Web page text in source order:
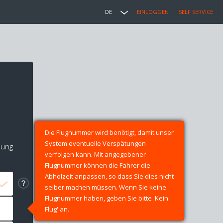
DE EINLOGGEN SELF SERVICE
Die Flugnummer wird benötigt, damit unser
System eventuelle Verspätungen
verfolgen kann. Mit angegebener
Flugnummer können die Fahrer die
Abholzeit anpassen, so dass Sie dies nicht
selber machen müssen. Wenn Sie keine
Flugnummer haben, geben Sie bitte 'Kein
Flug' an.